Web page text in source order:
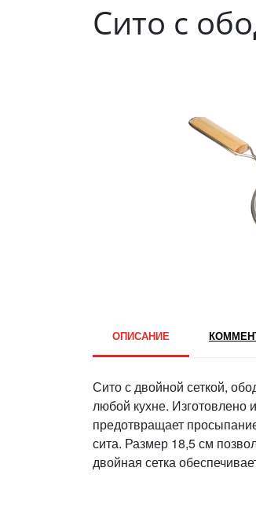
Сито с
ОПИСАНИЕ
Сито с двойной сеткой,
любой кухне.
предотвращает
сита. Размер 18,5 см
двойная сетка